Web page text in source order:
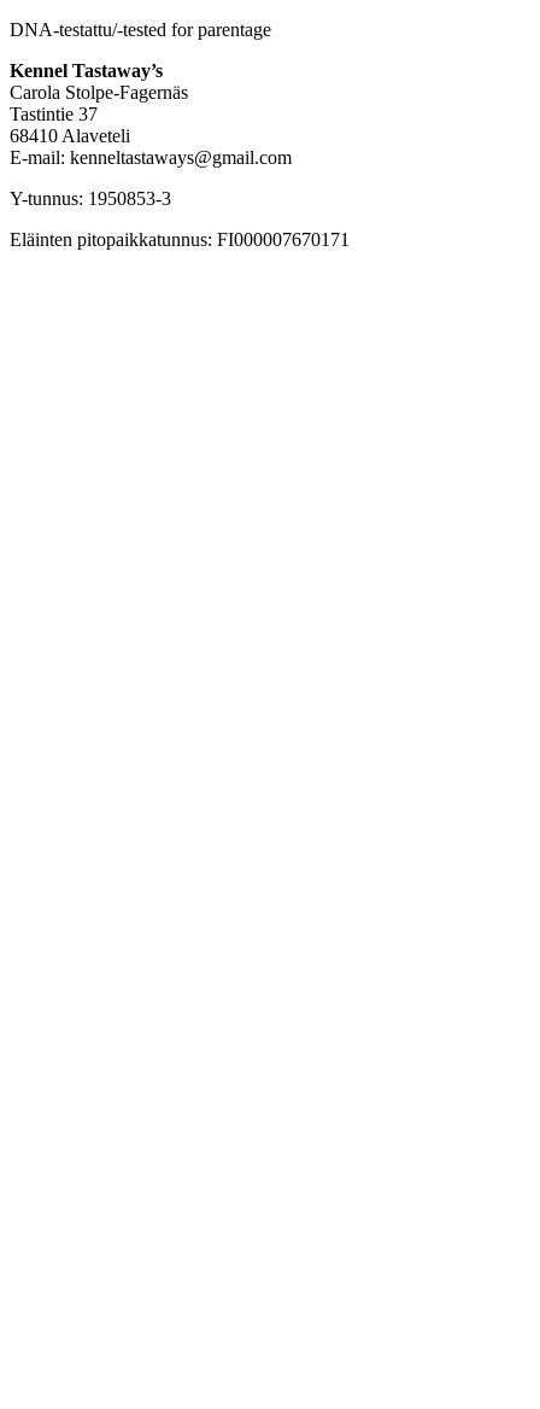
DNA-testattu/-tested for parentage
Kennel Tastaway’s
Carola Stolpe-Fagernäs
Tastintie 37
68410 Alaveteli
E-mail: kenneltastaways@gmail.com
Y-tunnus: 1950853-3
Eläinten pitopaikkatunnus: FI000007670171